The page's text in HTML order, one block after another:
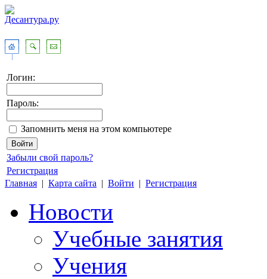
Логин:
Пароль:
Запомнить меня на этом компьютере
Забыли свой пароль?
Регистрация
Главная | Карта сайта | Войти | Регистрация
Новости
Учебные занятия
Учения